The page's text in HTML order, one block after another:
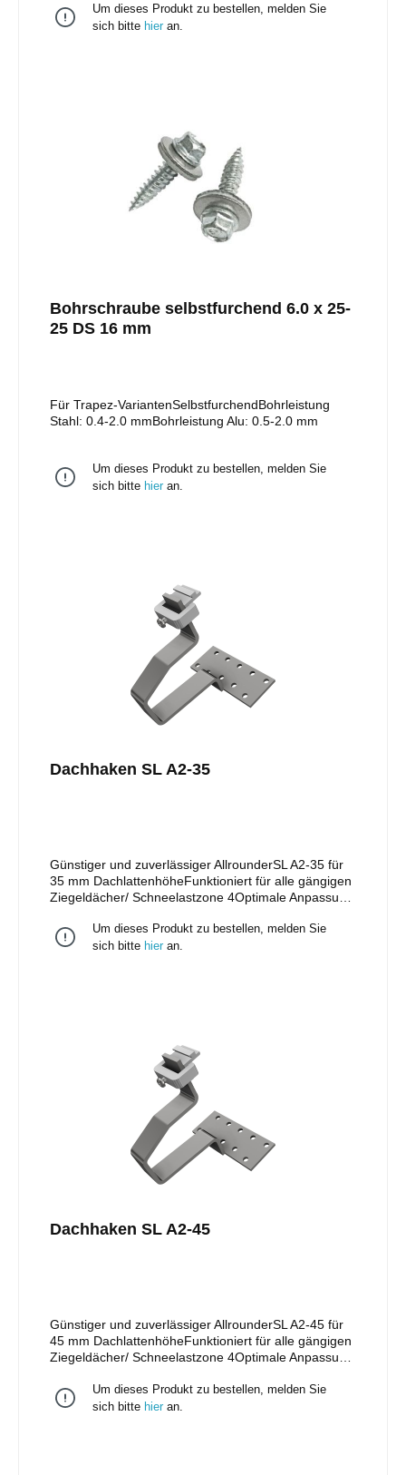
Um dieses Produkt zu bestellen, melden Sie
sich bitte hier an.
Bohrschraube selbstfurchend 6.0 x 25-
25 DS 16 mm
Für Trapez-VariantenSelbstfurchendBohrleistung
Stahl: 0.4-2.0 mmBohrleistung Alu: 0.5-2.0 mm
Um dieses Produkt zu bestellen, melden Sie
sich bitte hier an.
Dachhaken SL A2-35
Günstiger und zuverlässiger AllrounderSL A2-35 für
35 mm DachlattenhöheFunktioniert für alle gängigen
Ziegeldächer/ Schneelastzone 4Optimale Anpassung
UnterlegplattenSchiene in der Höhe verstellbar durch
vormontierte Klemmkombination (für vertikale
Um dieses Produkt zu bestellen, melden Sie
sich bitte hier an.
Dachhaken SL A2-45
Günstiger und zuverlässiger AllrounderSL A2-45 für
45 mm DachlattenhöheFunktioniert für alle gängigen
Ziegeldächer/ Schneelastzone 4Optimale Anpassung
UnterlegplattenSchiene in der Höhe verstellbar durch
vormontierte Klemmkombination (für vertikale
Um dieses Produkt zu bestellen, melden Sie
sich bitte hier an.